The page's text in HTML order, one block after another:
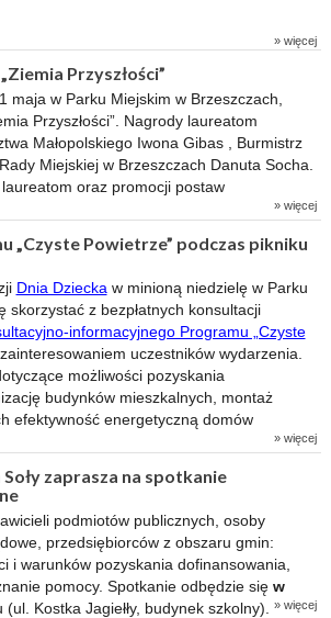
» więcej
Przyszłości”
maja w Parku Miejskim w Brzeszczach,
Przyszłości”. Nagrody laureatom
Małopolskiego Iwona Gibas , Burmistrz
Miejskiej w Brzeszczach Danuta Socha.
oraz promocji postaw
» więcej
„Czyste Powietrze” podczas pikniku
Dnia Dziecka w minioną niedzielę w Parku
z bezpłatnych konsultacji
informacyjnego Programu „Czyste
uczestników wydarzenia.
możliwości pozyskania
budynków mieszkalnych, montaż
efektywność energetyczną domów
» więcej
Soły zaprasza na spotkanie
podmiotów publicznych, osoby
przedsiębiorców z obszaru gmin:
i warunków pozyskania dofinansowania,
pomocy. Spotkanie odbędzie się w
(ul. Kostka Jagiełły, budynek szkolny). » więcej